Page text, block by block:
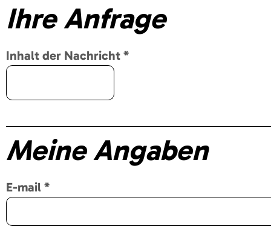
Ihre Anfrage
Inhalt der Nachricht *
Meine Angaben
E-mail *